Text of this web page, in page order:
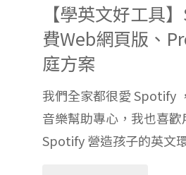
/
Shel
Silverstein
謝
【學英文好工具
費Web網頁版、
庭方案
我們全家都很愛 Spotify
音樂幫助專心，我也喜
Spotify 營造孩子的英文